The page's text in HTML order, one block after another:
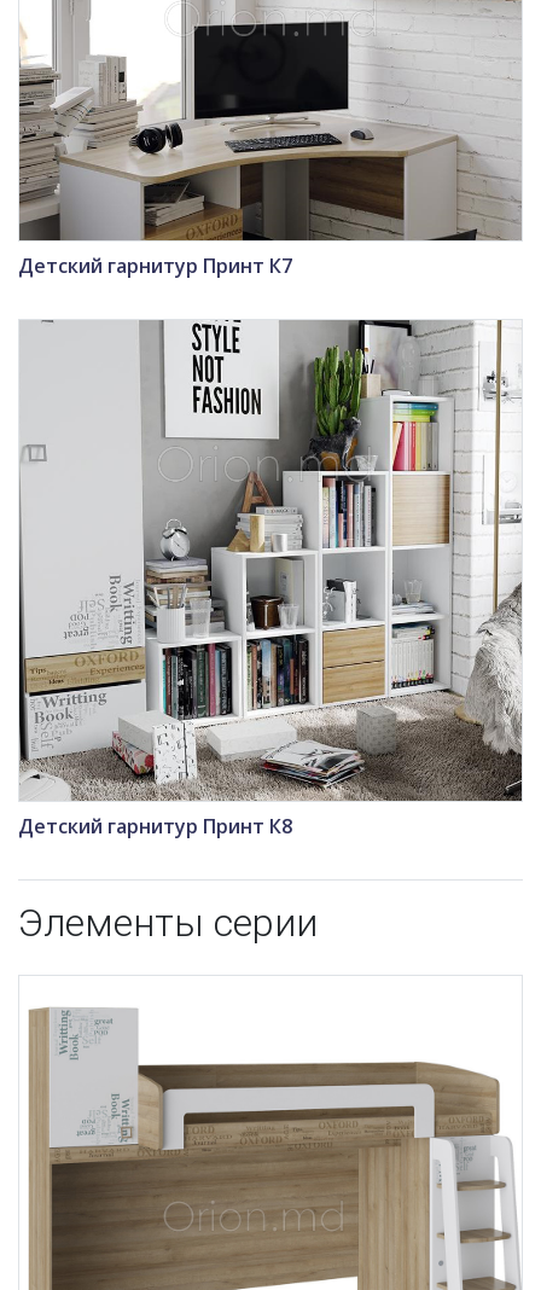
Детский гарнитур Принт К7
Детский гарнитур Принт К8
Элементы серии